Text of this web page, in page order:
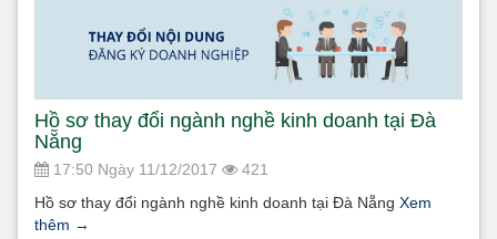
Hồ sơ thay đổi ngành nghề kinh doanh tại Đà
Nẵng
17:50 Ngày 11/12/2017
421
Hồ sơ thay đổi ngành nghề kinh doanh tại Đà Nẵng Xem
thêm →